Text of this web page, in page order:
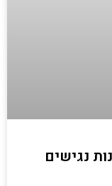
נגישים